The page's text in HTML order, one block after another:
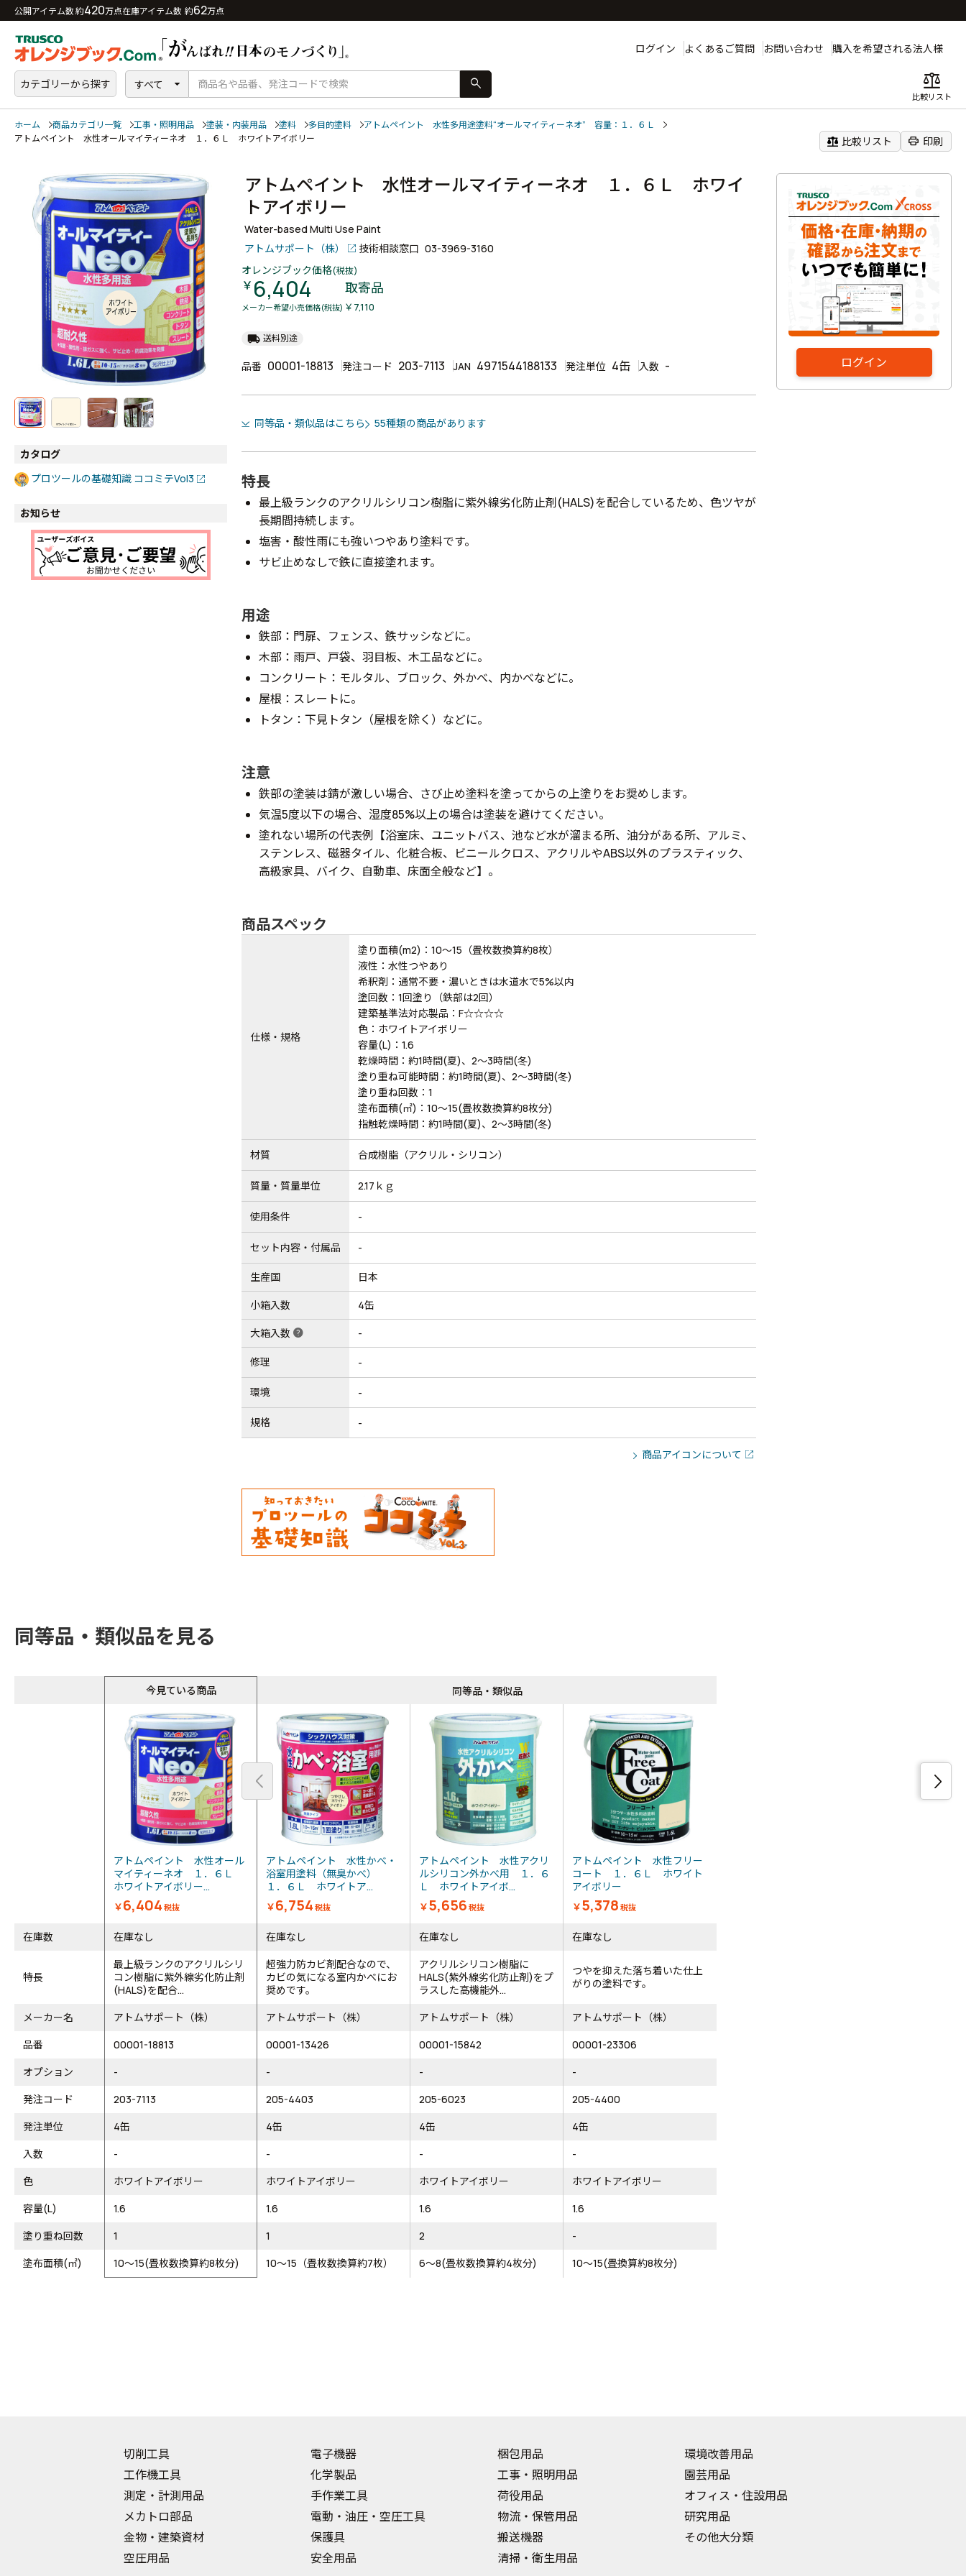
公開アイテム数 約420万点在庫アイテム数 約62万点
ログイン よくあるご質問 お問い合わせ 購入を希望される法人様
カテゴリーから探す すべて search balance
比較リスト
ホーム 商品カテゴリ一覧 工事・照明用品 塗装・内装用品 塗料 多目的塗料
アトムペイント 水性多用途塗料“オールマイティーネオ” 容量：１．６Ｌ
アトムペイント 水性オールマイティーネオ １．６Ｌ ホワイトアイボリー
balance 比較リスト print 印刷
ログイン
カタログ
プロツールの基礎知識 ココミテVol3
お知らせ
アトムペイント 水性オールマイティーネオ １．６Ｌ ホワイ
トアイボリー
Water-based Multi Use Paint
アトムサポート（株）
技術相談窓口 03-3969-3160
オレンジブック価格(税抜)
￥ 6,404 取寄品
メーカー希望小売価格(税抜) ￥7,110
local_shipping 送料別途
品番 00001-18813 発注コード 203-7113 JAN 4971544188133 発注単位 4缶 入数 -
同等品・類似品はこちら 55種類の商品があります
特長
最上級ランクのアクリルシリコン樹脂に紫外線劣化防止剤(HALS)を配合しているため、色ツヤが
長期間持続します。
塩害・酸性雨にも強いつやあり塗料です。
サビ止めなしで鉄に直接塗れます。
用途
鉄部：門扉、フェンス、鉄サッシなどに。
木部：雨戸、戸袋、羽目板、木工品などに。
コンクリート：モルタル、ブロック、外かべ、内かべなどに。
屋根：スレートに。
トタン：下見トタン（屋根を除く）などに。
注意
鉄部の塗装は錆が激しい場合、さび止め塗料を塗ってからの上塗りをお奨めします。
気温5度以下の場合、湿度85%以上の場合は塗装を避けてください。
塗れない場所の代表例【浴室床、ユニットバス、池など水が溜まる所、油分がある所、アルミ、
ステンレス、磁器タイル、化粧合板、ビニールクロス、アクリルやABS以外のプラスティック、
高級家具、バイク、自動車、床面全般など】。
商品スペック
仕様・規格
塗り面積(m2)：10～15（畳枚数換算約8枚）
液性：水性つやあり
希釈剤：通常不要・濃いときは水道水で5%以内
塗回数：1回塗り（鉄部は2回）
建築基準法対応製品：F☆☆☆☆
色：ホワイトアイボリー
容量(L)：1.6
乾燥時間：約1時間(夏)、2～3時間(冬)
塗り重ね可能時間：約1時間(夏)、2～3時間(冬)
塗り重ね回数：1
塗布面積(㎡)：10～15(畳枚数換算約8枚分)
指触乾燥時間：約1時間(夏)、2～3時間(冬)
材質 合成樹脂（アクリル・シリコン）
質量・質量単位 2.17ｋｇ
使用条件 -
セット内容・付属品 -
生産国 日本
小箱入数 4缶
大箱入数 help -
修理 -
環境 -
規格 -
商品アイコンについて
同等品・類似品を見る
今見ている商品 同等品・類似品
アトムペイント 水性オール
マイティーネオ １．６Ｌ
ホワイトアイボリー...
￥6,404 税抜
アトムペイント 水性かべ・
浴室用塗料（無臭かべ）
１．６Ｌ ホワイトア...
￥6,754 税抜
アトムペイント 水性アクリ
ルシリコン外かべ用 １．６
Ｌ ホワイトアイボ...
￥5,656 税抜
アトムペイント 水性フリー
コート １．６Ｌ ホワイト
アイボリー
￥5,378 税抜
在庫数 在庫なし 在庫なし 在庫なし 在庫なし
特長
最上級ランクのアクリルシリ
コン樹脂に紫外線劣化防止剤
(HALS)を配合...
超強力防カビ剤配合なので、
カビの気になる室内かべにお
奨めです。
アクリルシリコン樹脂に
HALS(紫外線劣化防止剤)をプ
ラスした高機能外...
つやを抑えた落ち着いた仕上
がりの塗料です。
メーカー名 アトムサポート（株） アトムサポート（株） アトムサポート（株）
アトムサポート（株）
品番
00001-18813 00001-13426 00001-15842
00001-23306
オプション
- - -
-
発注コード
203-7113 205-4403 205-6023
205-4400
発注単位
4缶 4缶 4缶
4缶
入数
- - -
-
色
ホワイトアイボリー ホワイトアイボリー ホワイトアイボリー
ホワイトアイボリー
容量(L)
1.6 1.6 1.6
1.6
塗り重ね回数
1 1 2
-
塗布面積(㎡)
10～15(畳枚数換算約8枚分) 10～15（畳枚数換算約7枚） 6～8(畳枚数換算約4枚分) 10～15(畳換算約8枚分)
同等品・類似品
切削工具
工作機工具
測定・計測用品
メカトロ部品
金物・建築資材
空圧用品
電子機器
化学製品
手作業工具
電動・油圧・空圧工具
保護具
安全用品
梱包用品
工事・照明用品
荷役用品
物流・保管用品
搬送機器
清掃・衛生用品
環境改善用品
園芸用品
オフィス・住設用品
研究用品
その他大分類